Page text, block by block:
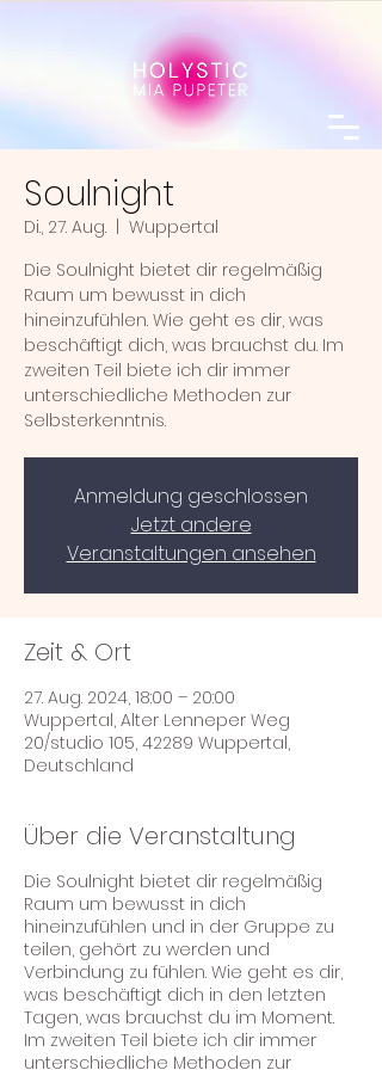
Soulnight
Di., 27. Aug.
Wuppertal
Die Soulnight bietet dir regelmäßig
Raum um bewusst in dich
hineinzufühlen. Wie geht es dir, was
beschäftigt dich, was brauchst du. Im
zweiten Teil biete ich dir immer
unterschiedliche Methoden zur
Selbsterkenntnis.
Anmeldung geschlossen
Jetzt andere
Veranstaltungen ansehen
Zeit & Ort
27. Aug. 2024, 18:00 – 20:00
Wuppertal, Alter Lenneper Weg
20/studio 105, 42289 Wuppertal,
Deutschland
Über die Veranstaltung
Die Soulnight bietet dir regelmäßig
Raum um bewusst in dich
hineinzufühlen und in der Gruppe zu
teilen, gehört zu werden und
Verbindung zu fühlen. Wie geht es dir,
was beschäftigt dich in den letzten
Tagen, was brauchst du im Moment.
Im zweiten Teil biete ich dir immer
unterschiedliche Methoden zur